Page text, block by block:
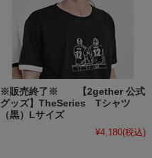
※販売終了※ 【2gether 公式
グッズ】TheSeries Tシャツ
（黒）Lサイズ
¥4,180(税込)